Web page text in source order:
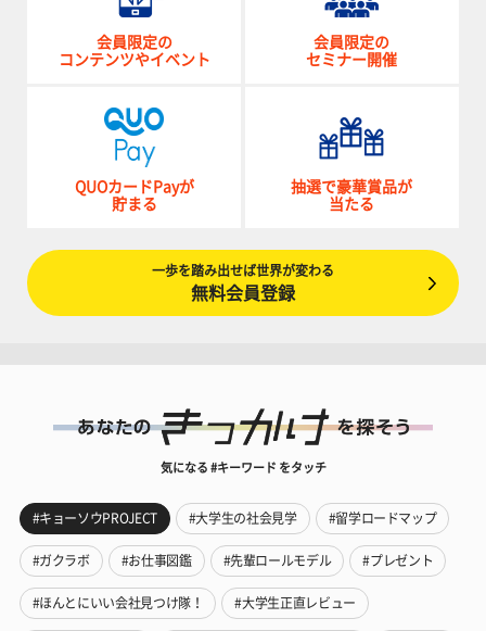
会員限定の
コンテンツやイベント
会員限定の
セミナー開催
QUOカードPayが
貯まる
抽選で豪華賞品が
当たる
一歩を踏み出せば世界が変わる
無料会員登録
気になる #キーワード をタッチ
#キョーソウPROJECT #大学生の社会見学 #留学ロードマップ
#ガクラボ #お仕事図鑑 #先輩ロールモデル #プレゼント
#ほんとにいい会社見つけ隊！ #大学生正直レビュー